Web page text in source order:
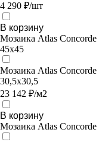
4 290 ₽/шт
В корзину
Мозаика Atlas
45х45
Мозаика Atlas
30,5х30,5
23 142 ₽/м2
В корзину
Мозаика Atlas